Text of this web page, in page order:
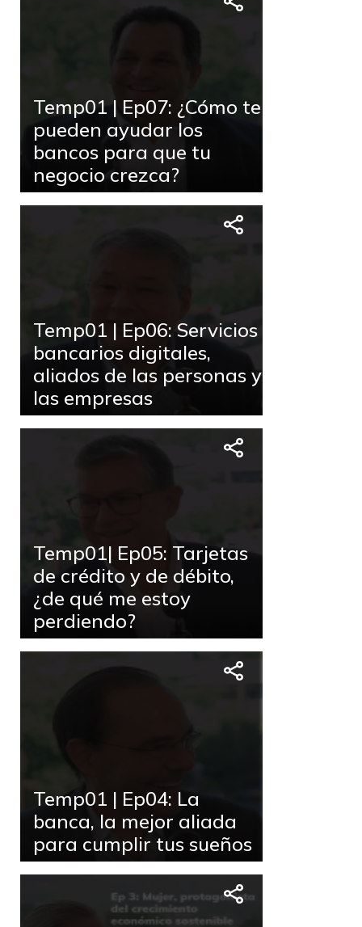
Temp01 | Ep07: ¿Cómo te
pueden ayudar los
bancos para que tu
negocio crezca?
Temp01 | Ep06: Servicios
bancarios digitales,
aliados de las personas y
las empresas
Temp01| Ep05: Tarjetas
de crédito y de débito,
¿de qué me estoy
perdiendo?
Temp01 | Ep04: La
banca, la mejor aliada
para cumplir tus sueños